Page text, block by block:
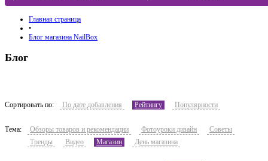
Главная страница
•
Блог магазина NailBox
Блог
Сортировать по: По дате добавления Рейтингу Популярности
Тема: Обзоры товаров и рекомендации Фотоуроки дизайн
Советы
Тренды
Видео Магазин День магазина